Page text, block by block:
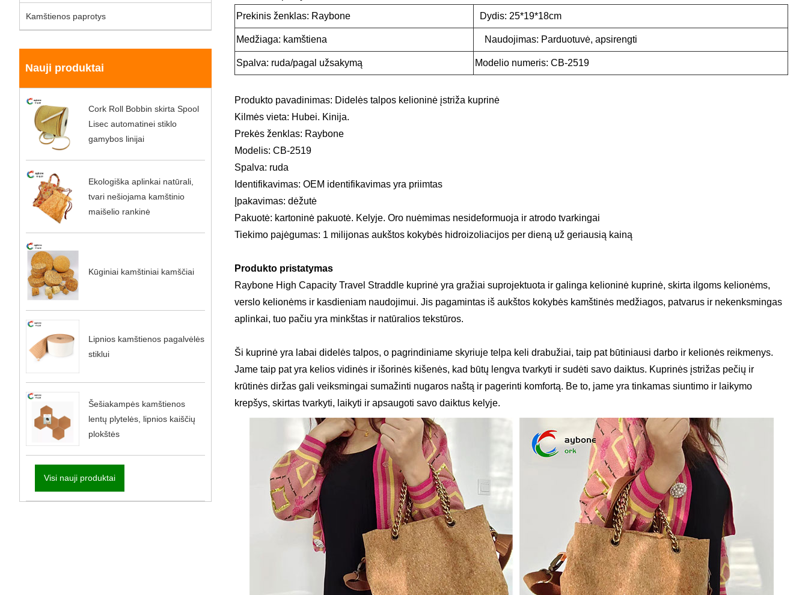
Kamštienos paprotys
Nauji produktai
Cork Roll Bobbin skirta Spool
Lisec automatinei stiklo
gamybos linijai
Ekologiška aplinkai natūrali,
tvari nešiojama kamštinio
maišelio rankinė
Kūginiai kamštiniai kamščiai
Lipnios kamštienos pagalvėlės
stiklui
Šešiakampės kamštienos
lentų plytelės, lipnios kaiščių
plokštės
Visi nauji produktai
Prekinis ženklas: Raybone
Dydis: 25*19*18cm
Medžiaga: kamštiena Naudojimas: Parduotuvė, apsirengti
Spalva: ruda/pagal užsakymą Modelio numeris: CB-2519
Produkto pavadinimas: Didelės talpos kelioninė įstriža kuprinė
Kilmės vieta: Hubei. Kinija.
Prekės ženklas: Raybone
Modelis: CB-2519
Spalva: ruda
Identifikavimas: OEM identifikavimas yra priimtas
Įpakavimas: dėžutė
Pakuotė: kartoninė pakuotė. Kelyje. Oro nuėmimas nesideformuoja ir atrodo tvarkingai
Tiekimo pajėgumas: 1 milijonas aukštos kokybės hidroizoliacijos per dieną už geriausią kainą
Produkto pristatymas
Raybone High Capacity Travel Straddle kuprinė yra gražiai suprojektuota ir galinga kelioninė kuprinė, skirta ilgoms kelionėms,
verslo kelionėms ir kasdieniam naudojimui. Jis pagamintas iš aukštos kokybės kamštinės medžiagos, patvarus ir nekenksmingas
aplinkai, tuo pačiu yra minkštas ir natūralios tekstūros.
Ši kuprinė yra labai didelės talpos, o pagrindiniame skyriuje telpa keli drabužiai, taip pat būtiniausi darbo ir kelionės reikmenys.
Jame taip pat yra kelios vidinės ir išorinės kišenės, kad būtų lengva tvarkyti ir sudėti savo daiktus. Kuprinės įstrižas pečių ir
krūtinės diržas gali veiksmingai sumažinti nugaros naštą ir pagerinti komfortą. Be to, jame yra tinkamas siuntimo ir laikymo
krepšys, skirtas tvarkyti, laikyti ir apsaugoti savo daiktus kelyje.